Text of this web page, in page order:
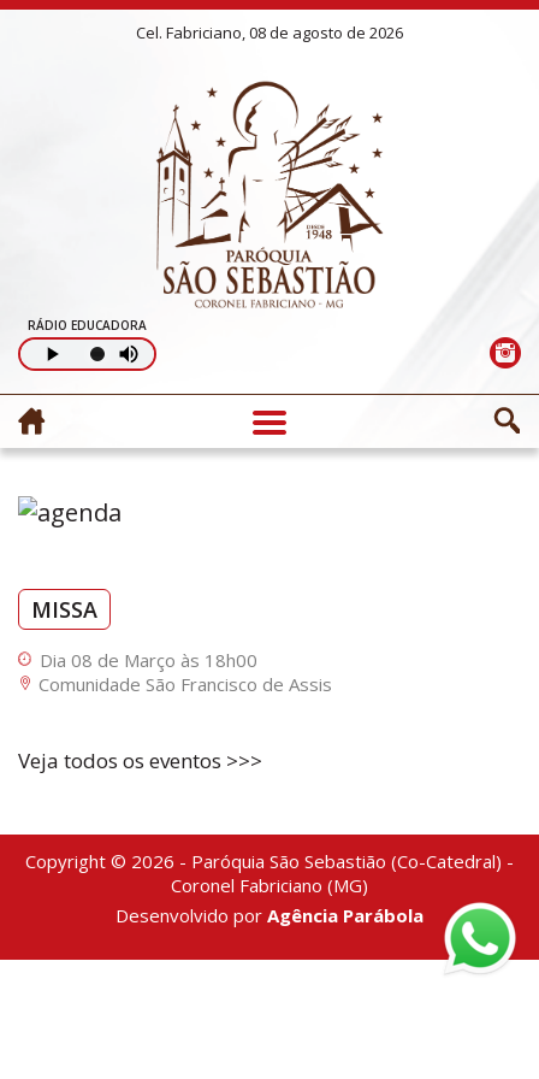
Cel. Fabriciano, 08 de agosto de 2026
RÁDIO EDUCADORA
MISSA
Dia 08 de Março às 18h00
Comunidade São Francisco de Assis
Veja todos os eventos >>>
Copyright © 2026 - Paróquia São Sebastião (Co-Catedral) -
Coronel Fabriciano (MG)
Desenvolvido por Agência Parábola